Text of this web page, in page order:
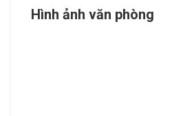
Hình ảnh văn phòng